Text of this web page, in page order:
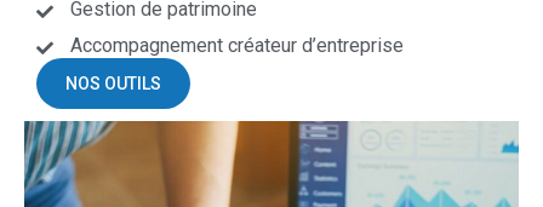
Gestion de patrimoine
Accompagnement créateur d’entreprise
NOS OUTILS